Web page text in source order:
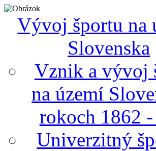
Vývoj športu na
Slovenska
Vznik a vývoj
na území
rokoch 1862
Univerzitný